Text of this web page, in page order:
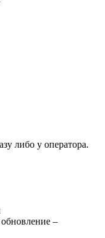
либо у оператора.
–